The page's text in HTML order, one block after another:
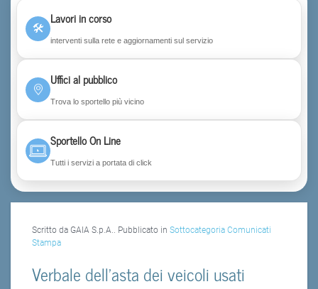
🛠
Lavori in corso
interventi sulla rete e aggiornamenti sul servizio
Uffici al pubblico
Trova lo sportello più vicino
Sportello On Line
Tutti i servizi a portata di click
Scritto da GAIA S.p.A.. Pubblicato in Sottocategoria Comunicati
Stampa
Verbale dell'asta dei veicoli usati